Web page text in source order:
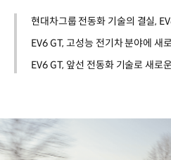
현대차그룹 전동화 기술의 결실,
EV6 GT, 고성능 전기차 분야에 새
EV6 GT, 앞선 전동화 기술로 새로